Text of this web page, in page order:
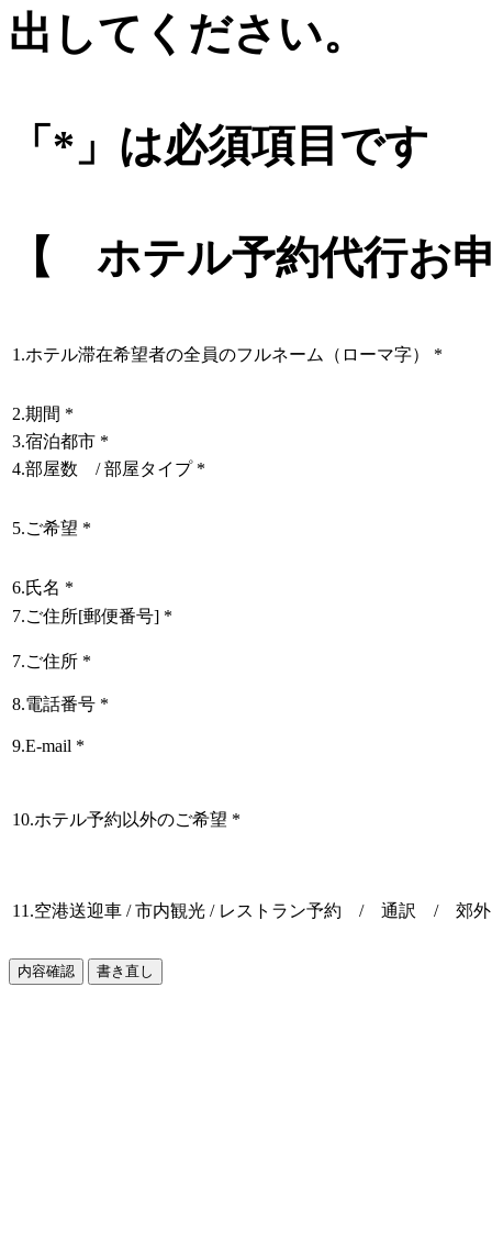
出してください。
「*」は必須項目です
【 ホテル予約代行
1.ホテル滞在希望者の全員のフルネーム（ローマ字） *
2.期間 *
3.宿泊都市 *
4.部屋数 / 部屋タイプ *
5.ご希望 *
6.氏名 *
7.ご住所[郵便番号] *
7.ご住所 *
8.電話番号 *
9.E-mail *
10.ホテル予約以外のご希望 *
11.空港送迎車 / 市内観光 / レストラン予約 / 通訳 / 郊